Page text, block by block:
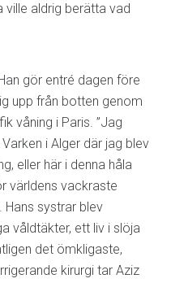
ville aldrig berätta vad
gör entré dagen före
upp från botten genom
våning i Paris. ”Jag
i Alger där jag blev
eller här i denna håla
världens vackraste
Hans systrar blev
våldtäkter, ett liv i slöja
det ömkligaste,
kirurgi tar Aziz